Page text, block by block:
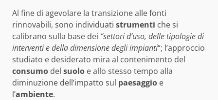
Al fine di agevolare la transizione alle fonti
rinnovabili, sono individuati strumenti che si
calibrano sulla base dei “settori d’uso, delle tipologie di
interventi e della dimensione degli impianti“; l’approccio
studiato e desiderato mira al contenimento del
consumo del suolo e allo stesso tempo alla
diminuzione dell’impatto sul paesaggio e
l’ambiente.